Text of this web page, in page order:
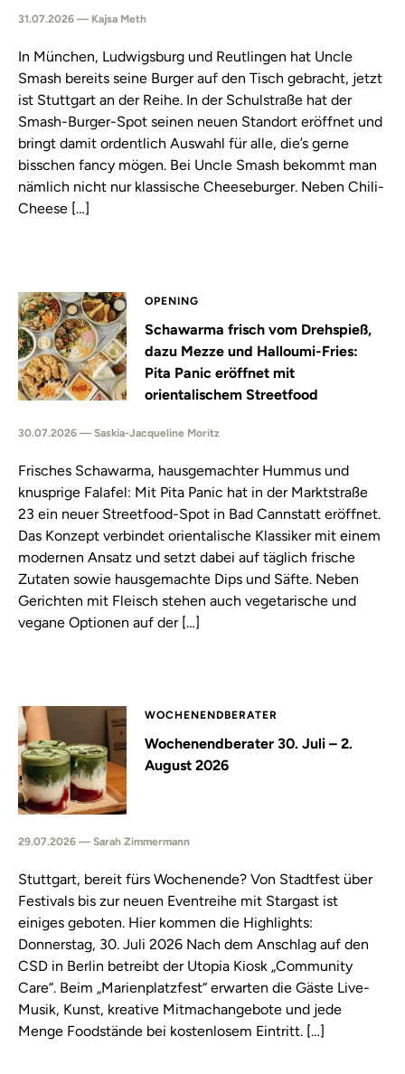
31.07.2026 — Kajsa Meth
In München, Ludwigsburg und Reutlingen hat Uncle
Smash bereits seine Burger auf den Tisch gebracht, jetzt
ist Stuttgart an der Reihe. In der Schulstraße hat der
Smash-Burger-Spot seinen neuen Standort eröffnet und
bringt damit ordentlich Auswahl für alle, die’s gerne
bisschen fancy mögen. Bei Uncle Smash bekommt man
nämlich nicht nur klassische Cheeseburger. Neben Chili-
Cheese […]
OPENING
Schawarma frisch vom Drehspieß,
dazu Mezze und Halloumi-Fries:
Pita Panic eröffnet mit
orientalischem Streetfood
30.07.2026 — Saskia-Jacqueline Moritz
Frisches Schawarma, hausgemachter Hummus und
knusprige Falafel: Mit Pita Panic hat in der Marktstraße
23 ein neuer Streetfood-Spot in Bad Cannstatt eröffnet.
Das Konzept verbindet orientalische Klassiker mit einem
modernen Ansatz und setzt dabei auf täglich frische
Zutaten sowie hausgemachte Dips und Säfte. Neben
Gerichten mit Fleisch stehen auch vegetarische und
vegane Optionen auf der […]
WOCHENENDBERATER
Wochenendberater 30. Juli – 2.
August 2026
29.07.2026 — Sarah Zimmermann
Stuttgart, bereit fürs Wochenende? Von Stadtfest über
Festivals bis zur neuen Eventreihe mit Stargast ist
einiges geboten. Hier kommen die Highlights:
Donnerstag, 30. Juli 2026 Nach dem Anschlag auf den
CSD in Berlin betreibt der Utopia Kiosk „Community
Care“. Beim „Marienplatzfest“ erwarten die Gäste Live-
Musik, Kunst, kreative Mitmachangebote und jede
Menge Foodstände bei kostenlosem Eintritt. […]